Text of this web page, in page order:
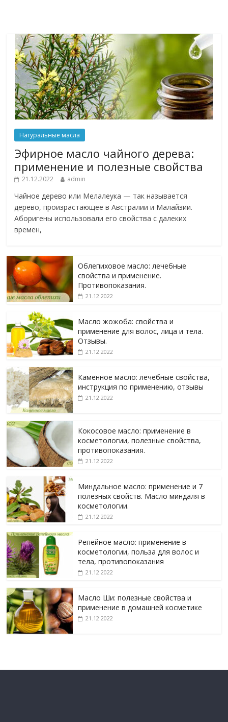
Натуральные масла
Эфирное масло чайного дерева:
применение и полезные свойства
21.12.2022 admin
Чайное дерево или Мелалеука — так называется
дерево, произрастающее в Австралии и Малайзии.
Аборигены использовали его свойства с далеких
времен,
Облепиховое масло: лечебные
свойства и применение.
Противопоказания.
21.12.2022
Масло жожоба: свойства и
применение для волос, лица и тела.
Отзывы.
21.12.2022
Каменное масло: лечебные свойства,
инструкция по применению, отзывы
21.12.2022
Кокосовое масло: применение в
косметологии, полезные свойства,
противопоказания.
21.12.2022
Миндальное масло: применение и 7
полезных свойств. Масло миндаля в
косметологии.
21.12.2022
Репейное масло: применение в
косметологии, польза для волос и
тела, противопоказания
21.12.2022
Масло Ши: полезные свойства и
применение в домашней косметике
21.12.2022